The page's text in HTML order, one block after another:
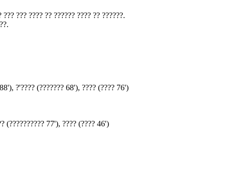
??? ???? ?? ?????? ???? ?? ??????.
?'???? (??????? 68'), ???? (???? 76')
(?????????? 77'), ???? (???? 46')